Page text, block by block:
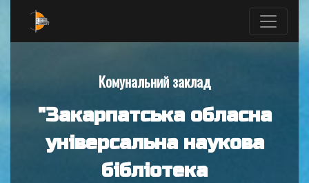
Комунальний заклад
"Закарпатська обласна
універсальна наукова
бібліотека